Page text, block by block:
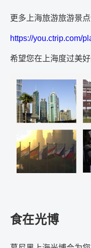
更多上海旅游旅游景
https://you.ctrip.com/
希望您在上海度过美好
食在光博